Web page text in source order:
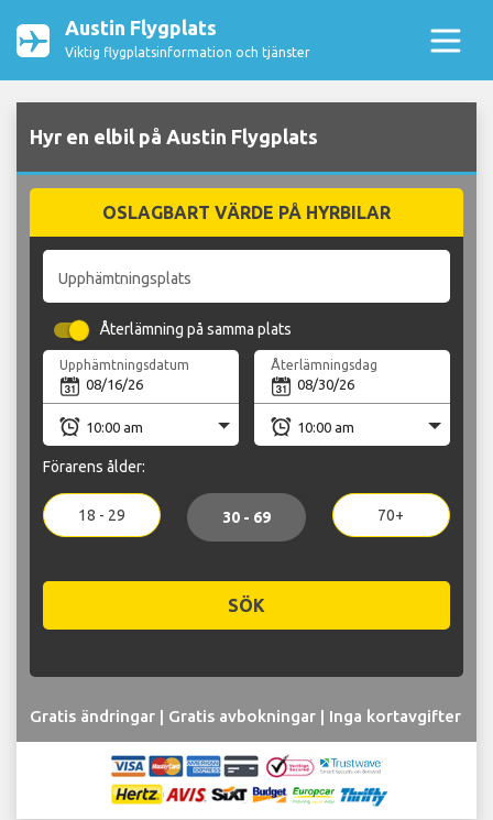
Austin Flygplats
Viktig flygplatsinformation och tjänster
Hyr en elbil på Austin Flygplats
OSLAGBART VÄRDE PÅ HYRBILAR
Upphämtningsplats
Återlämning på samma plats
Upphämtningsdatum Återlämningsdag
Förarens ålder:
18 - 29 30 - 69 70+
SÖK
Gratis ändringar | Gratis avbokningar | Inga kortavgifter